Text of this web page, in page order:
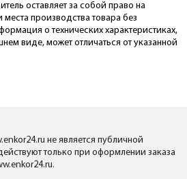
оставляет за собой право на
производства товара без
о технических характеристиках,
виде, может отличаться от указанной
не является публичной
только при оформлении заказа